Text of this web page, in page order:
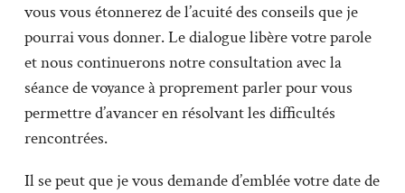
vous vous étonnerez de l’acuité des conseils que je
pourrai vous donner. Le dialogue libère votre parole
et nous continuerons notre consultation avec la
séance de voyance à proprement parler pour vous
permettre d’avancer en résolvant les difficultés
rencontrées.
Il se peut que je vous demande d’emblée votre date de